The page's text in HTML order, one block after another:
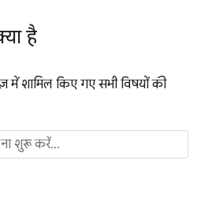
है
में शामिल किए गए सभी विषयों की